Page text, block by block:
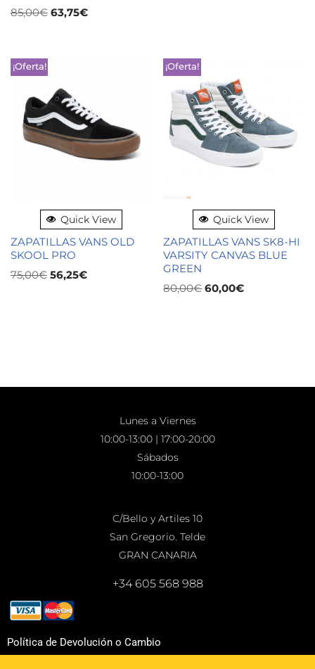
85,00€ 63,75€
¡Oferta!
Quick View
ZAPATILLAS VANS OLD
SKOOL PRO
75,00€ 56,25€
¡Oferta!
Quick View
ZAPATILLAS VANS SK8-HI
VARSITY CANVAS BLUE
GREEN
80,00€ 60,00€
Lunes a Viernes
10:00-13:00 | 17:00-20:00
Sábados
10:00-13:00
C/Bello y Artiles 10
San Gregorio. Telde
GRAN CANARIA
+34 605 568 988
Política de Devolución o Cambio